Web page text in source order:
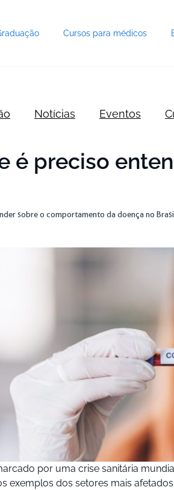
Cursos para médicos
Notícias Eventos
é preciso
sobre o comportamento da doença no
por uma crise sanitária
exemplos dos setores mais